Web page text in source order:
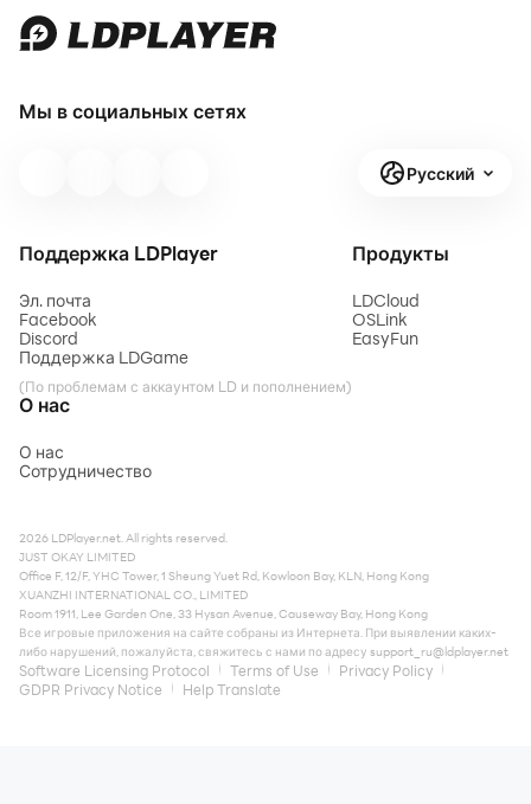
Мы в социальных сетях
Русский
Поддержка LDPlayer
Эл. почта
Facebook
Discord
Поддержка LDGame
(По проблемам с аккаунтом LD и пополнением)
Продукты
LDCloud
OSLink
EasyFun
О нас
О нас
Сотрудничество
2026 LDPlayer.net. All rights reserved.
JUST OKAY LIMITED
Office F, 12/F, YHC Tower, 1 Sheung Yuet Rd, Kowloon Bay, KLN, Hong Kong
XUANZHI INTERNATIONAL CO., LIMITED
Room 1911, Lee Garden One, 33 Hysan Avenue, Causeway Bay, Hong Kong
Все игровые приложения на сайте собраны из Интернета. При выявлении каких-
либо нарушений, пожалуйста, свяжитесь с нами по адресу support_ru@ldplayer.net
Software Licensing Protocol Terms of Use
Privacy Policy
GDPR Privacy Notice
Help Translate